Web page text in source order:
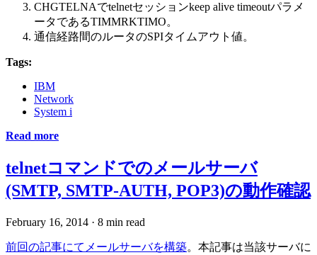
CHGTELNAでtelnetセッションkeep alive timeoutパラメ
ータであるTIMMRKTIMO。
通信経路間のルータのSPIタイムアウト値。
Tags:
IBM
Network
System i
Read more
telnetコマンドでのメールサーバ
(SMTP, SMTP-AUTH, POP3)の動作確認
February 16, 2014 · 8 min read
前回の記事にてメールサーバを構築。本記事は当該サーバに